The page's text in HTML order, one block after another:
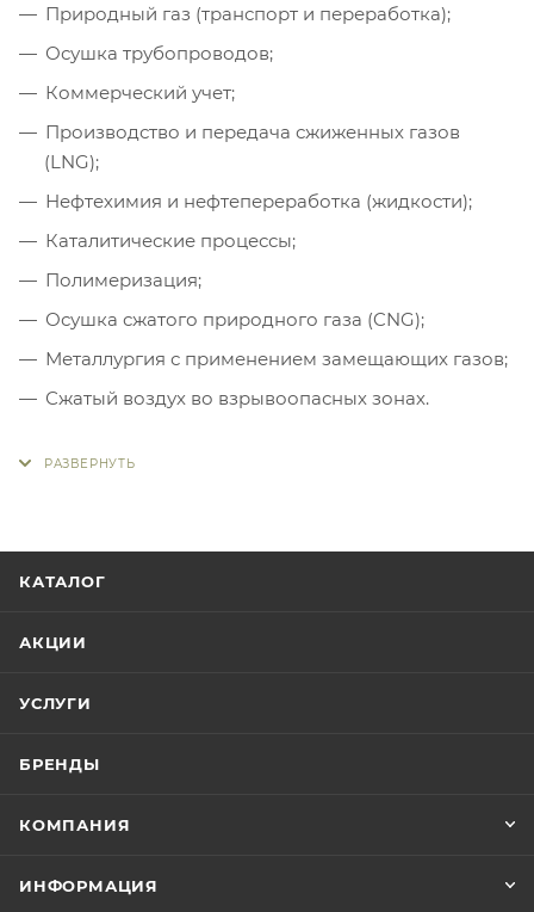
Природный газ (транспорт и переработка);
Осушка трубопроводов;
Коммерческий учет;
Производство и передача сжиженных газов
(LNG);
Нефтехимия и нефтепереработка (жидкости);
Каталитические процессы;
Полимеризация;
Осушка сжатого природного газа (CNG);
Металлургия с применением замещающих газов;
Сжатый воздух во взрывоопасных зонах.
КАТАЛОГ
АКЦИИ
УСЛУГИ
БРЕНДЫ
КОМПАНИЯ
ИНФОРМАЦИЯ